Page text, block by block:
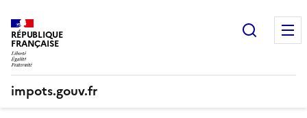
RÉPUBLIQUE
FRANÇAISE
impots.gouv.fr